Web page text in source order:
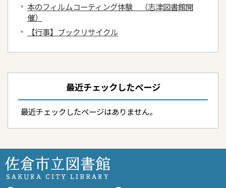
本のフィルムコーティング体験 （志津図書館開
催）
【行事】ブックリサイクル
最近チェックしたページ
最近チェックしたページはありません。